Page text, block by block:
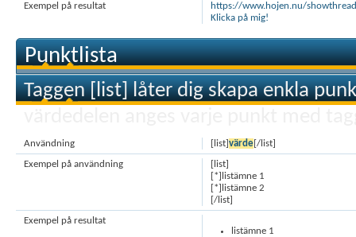
https://www.hojen.nu/
Klicka på mig!
Exempel på resultat
Punktlista
Taggen [list] låter dig skapa enkla
[list]värde[/list]
Användning
[list]
[*]listämne 1
[*]listämne 2
[/list]
Exempel på användning
listämne 1
Exempel på resultat